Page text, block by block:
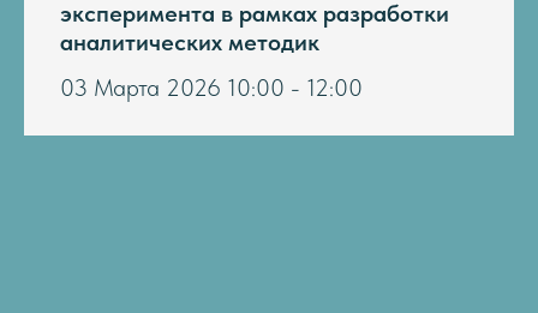
эксперимента в рамках разработки
аналитических методик
03 Марта 2026 10:00 - 12:00